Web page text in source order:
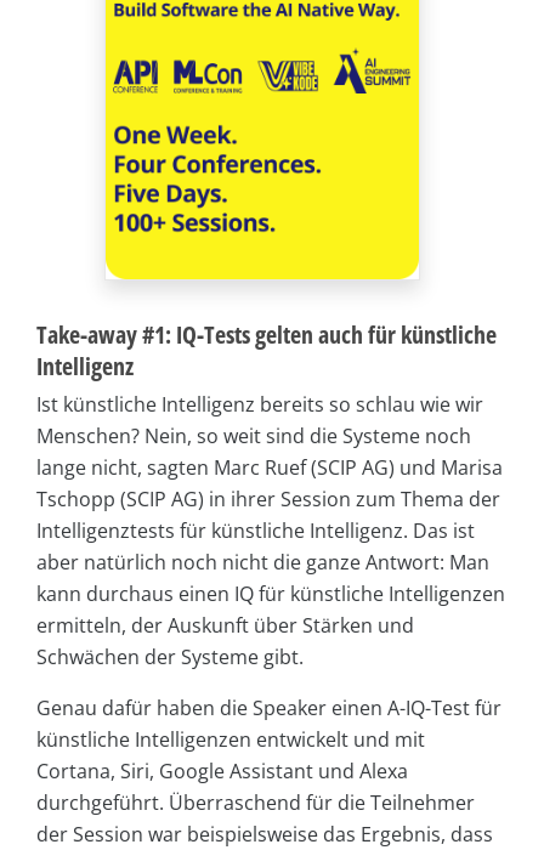
Take-away #1: IQ-Tests gelten auch für künstliche
Intelligenz
Ist künstliche Intelligenz bereits so schlau wie wir
Menschen? Nein, so weit sind die Systeme noch
lange nicht, sagten Marc Ruef (SCIP AG) und Marisa
Tschopp (SCIP AG) in ihrer Session zum Thema der
Intelligenztests für künstliche Intelligenz. Das ist
aber natürlich noch nicht die ganze Antwort: Man
kann durchaus einen IQ für künstliche Intelligenzen
ermitteln, der Auskunft über Stärken und
Schwächen der Systeme gibt.
Genau dafür haben die Speaker einen A-IQ-Test für
künstliche Intelligenzen entwickelt und mit
Cortana, Siri, Google Assistant und Alexa
durchgeführt. Überraschend für die Teilnehmer
der Session war beispielsweise das Ergebnis, dass